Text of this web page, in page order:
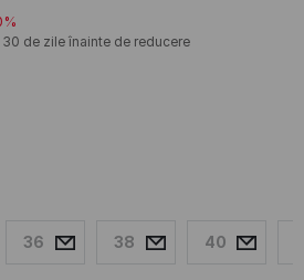
de zile înainte de reducere
36 38 40